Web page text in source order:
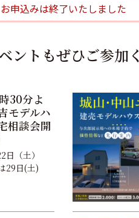
お申込みは終了いたしました
ントもぜひご参加
30分よ
モデルハ
相談会開
日（土）
29日(土)